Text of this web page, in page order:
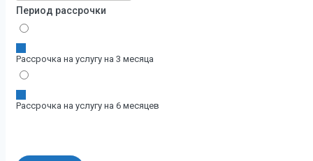
Период рассрочки
Рассрочка на услугу на 3 месяца
Рассрочка на услугу на 6 месяцев